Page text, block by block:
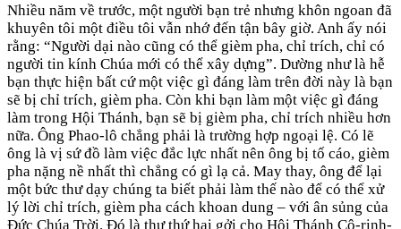
Nhiều năm về trước, một người bạn trẻ nhưng khôn ngoan đã
khuyên tôi một điều tôi vẫn nhớ đến tận bây giờ. Anh ấy nói
rằng: “Người dại nào cũng có thể gièm pha, chỉ trích, chỉ có
người tin kính Chúa mới có thể xây dựng”. Dường như là hễ
bạn thực hiện bất cứ một việc gì đáng làm trên đời này là bạn
sẽ bị chỉ trích, gièm pha. Còn khi bạn làm một việc gì đáng
làm trong Hội Thánh, bạn sẽ bị gièm pha, chỉ trích nhiều hơn
nữa. Ông Phao-lô chẳng phải là trường hợp ngoại lệ. Có lẽ
ông là vị sứ đồ làm việc đắc lực nhất nên ông bị tố cáo, gièm
pha nặng nề nhất thì chẳng có gì lạ cả. May thay, ông để lại
một bức thư dạy chúng ta biết phải làm thế nào để có thể xử
lý lời chỉ trích, gièm pha cách khoan dung – với ân sủng của
Đức Chúa Trời. Đó là thư thứ hai gởi cho Hội Thánh Cô-rinh-